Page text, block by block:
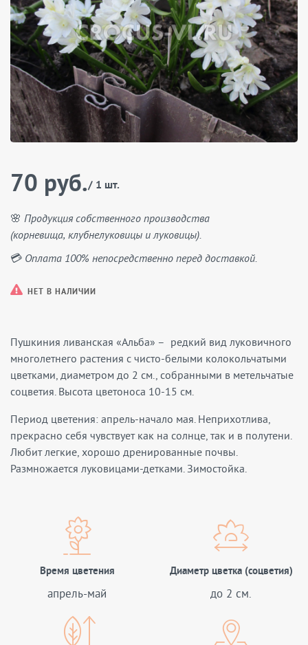
70 руб./ 1 шт.
🌸 Продукция собственного производства
(корневища, клубнелуковицы и луковицы).
💳 Оплата 100% непосредственно перед доставкой.
НЕТ В НАЛИЧИИ
Пушкиния ливанская «Альба» – редкий вид луковичного
многолетнего растения с чисто-белыми колокольчатыми
цветками, диаметром до 2 см., собранными в метельчатые
соцветия. Высота цветоноса 10-15 см.
Период цветения: апрель-начало мая. Неприхотлива,
прекрасно себя чувствует как на солнце, так и в полутени.
Любит легкие, хорошо дренированные почвы.
Размножается луковицами-детками. Зимостойка.
Время цветения
апрель-май
Диаметр цветка (соцветия)
до 2 см.